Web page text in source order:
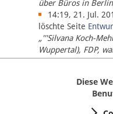
über Büros in
14:19, 21. Jul.
löschte Seite
„'''Silvana Koch-
Wuppertal), FDP,
Europäischen
Diese